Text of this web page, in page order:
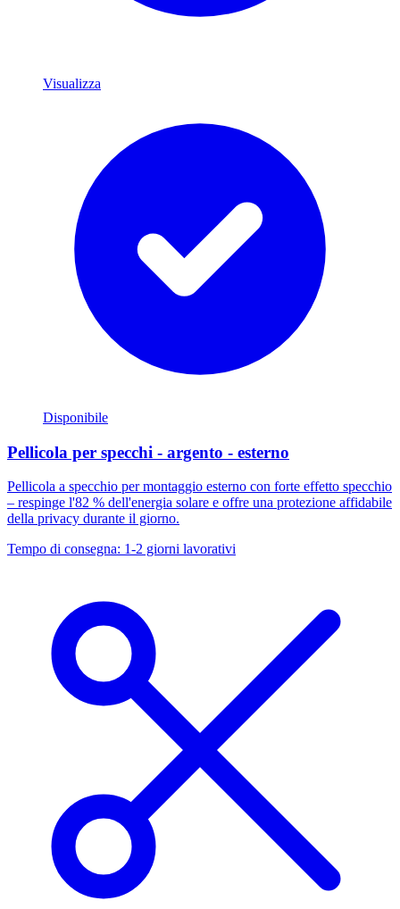
Visualizza
Disponibile
Pellicola per specchi - argento - esterno
Pellicola a specchio per montaggio esterno con forte effetto specchio
– respinge l'82 % dell'energia solare e offre una protezione affidabile
della privacy durante il giorno.
Tempo di consegna: 1-2 giorni lavorativi